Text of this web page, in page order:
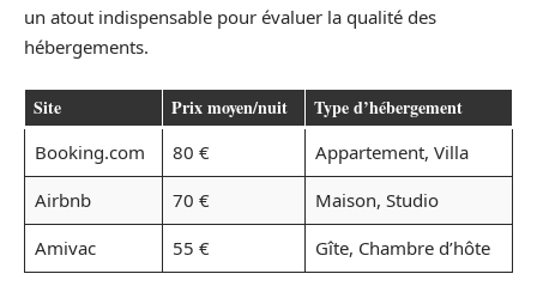
un atout indispensable pour évaluer la qualité des
hébergements.
Site Prix moyen/nuit Type d’hébergement
Booking.com 80 €
Appartement, Villa
Airbnb
70 €
Maison, Studio
Amivac
55 € Gîte, Chambre d’hôte